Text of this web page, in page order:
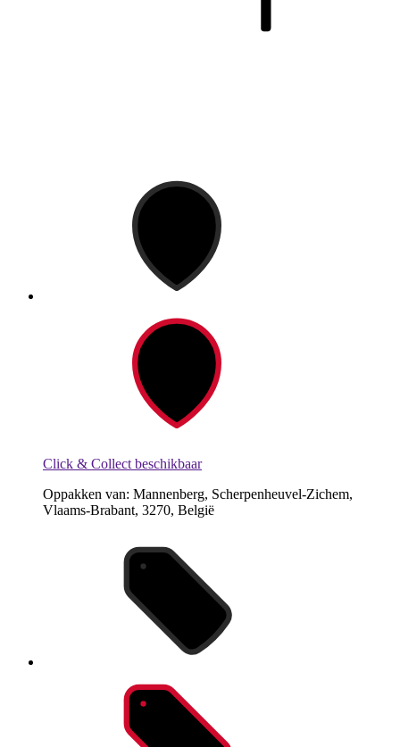
Click & Collect beschikbaar
Oppakken van: Mannenberg, Scherpenheuvel-Zichem,
Vlaams-Brabant, 3270, België